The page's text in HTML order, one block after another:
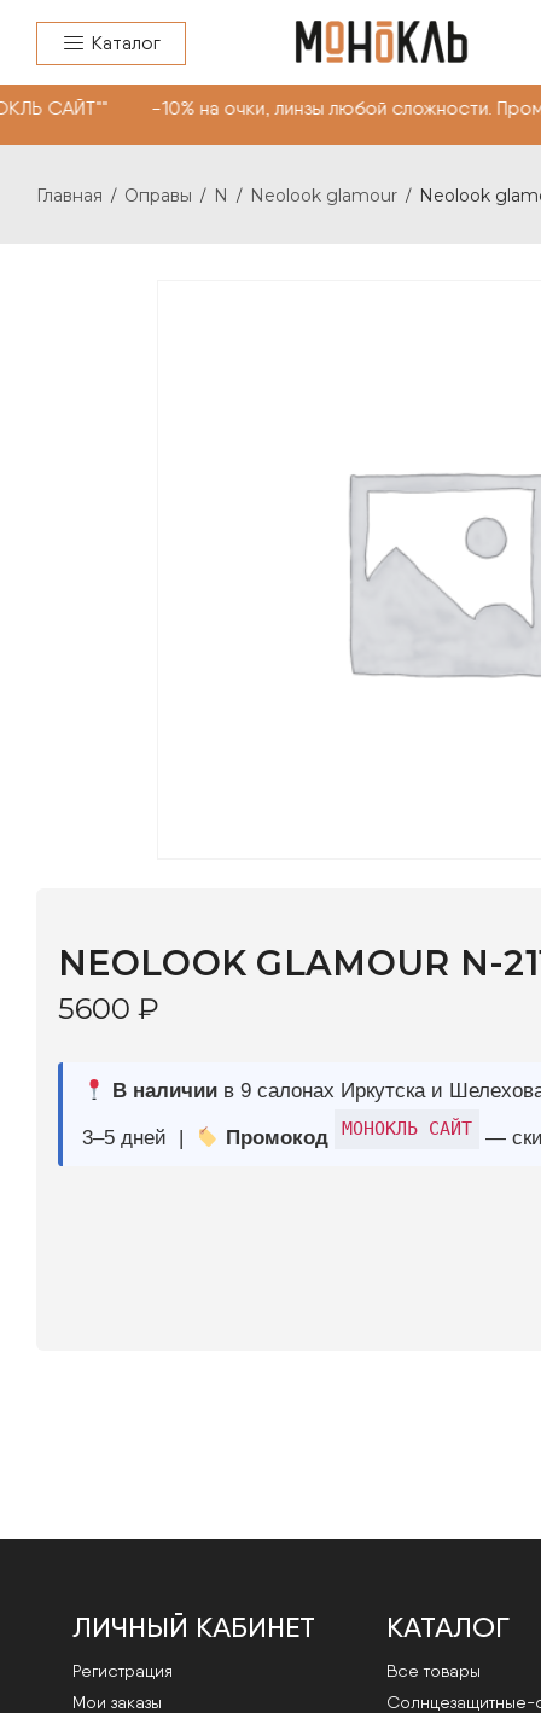
Каталог
-10% на очки, линзы любой
Главная / Оправы / N / Neolook glamour / Neolook
3–5 дней | Промокод — скидка 10%
ЛИЧНЫЙ КАБИНЕТ
Регистрация
Мои заказы
КАТАЛОГ
Все товары
Cолнцезащитные-